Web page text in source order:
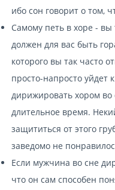
ибо сон говорит о том,
Самому петь в хоре -
должен для вас быть
которого вы так часто
просто-напросто уйдет
дирижировать хором во
длительное время.
защититься от этого
заведомо не
Если мужчина во сне
что он сам способен